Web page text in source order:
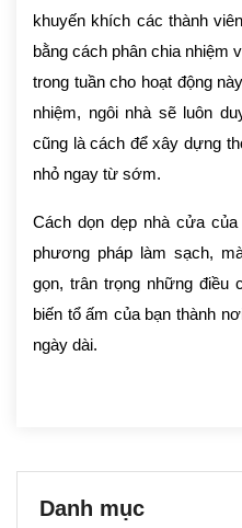
khuyến khích các thành
bằng cách phân chia nhiệm
trong tuần cho hoạt động
nhiệm, ngôi nhà sẽ luôn
cũng là cách để xây dựng
nhỏ ngay từ sớm.
Cách dọn dẹp nhà cửa
phương pháp làm sạch,
gọn, trân trọng những điều
biến tổ ấm của bạn thành
ngày dài.
Danh mục